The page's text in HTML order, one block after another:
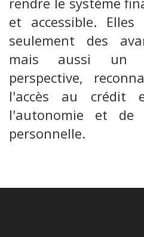
et accessible.
seulement des
mais aussi un
perspective,
l'accès au crédit
l'autonomie et de
personnelle.